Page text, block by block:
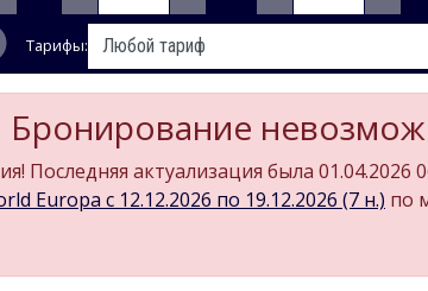
Тарифы:
Бронирование
Последняя актуализация была 01.04.2026
Europa c 12.12.2026 по 19.12.2026 (7 н.) по